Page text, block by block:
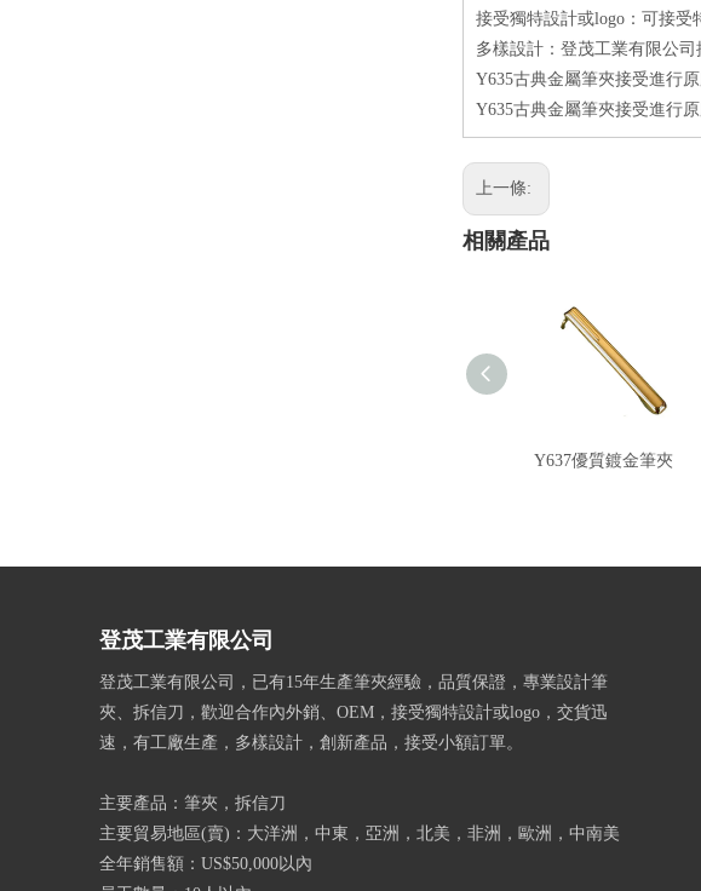
接受獨特設計或logo：可接受
多樣設計：登茂工業有限公
Y635古典金屬筆夾接受進行
Y635古典金屬筆夾接受進行
上一條:
相關產品
Y637優質鍍金筆夾
登茂工業有限公司
登茂工業有限公司，已有15年生產筆夾經驗，品質保證，專業設計筆
夾、拆信刀，歡迎合作內外銷、OEM，接受獨特設計或logo，交貨迅
速，有工廠生產，多樣設計，創新產品，接受小額訂單。
主要產品：筆夾，拆信刀
主要貿易地區(賣)：大洋洲，中東，亞洲，北美，非洲，歐洲，中南美
全年銷售額：US$50,000以內